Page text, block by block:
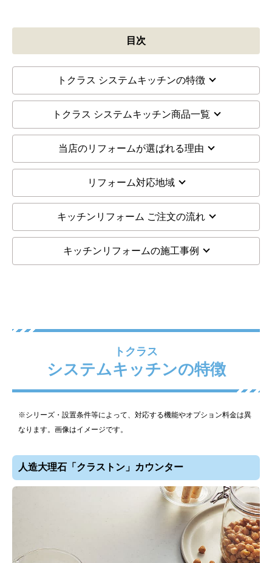
目次
トクラス システムキッチンの特徴
トクラス システムキッチン商品一覧
当店のリフォームが選ばれる理由
リフォーム対応地域
キッチンリフォーム ご注文の流れ
キッチンリフォームの施工事例
トクラス
システムキッチンの特徴
※シリーズ・設置条件等によって、対応する機能やオプション料金は異
なります。画像はイメージです。
人造大理石「クラストン」カウンター